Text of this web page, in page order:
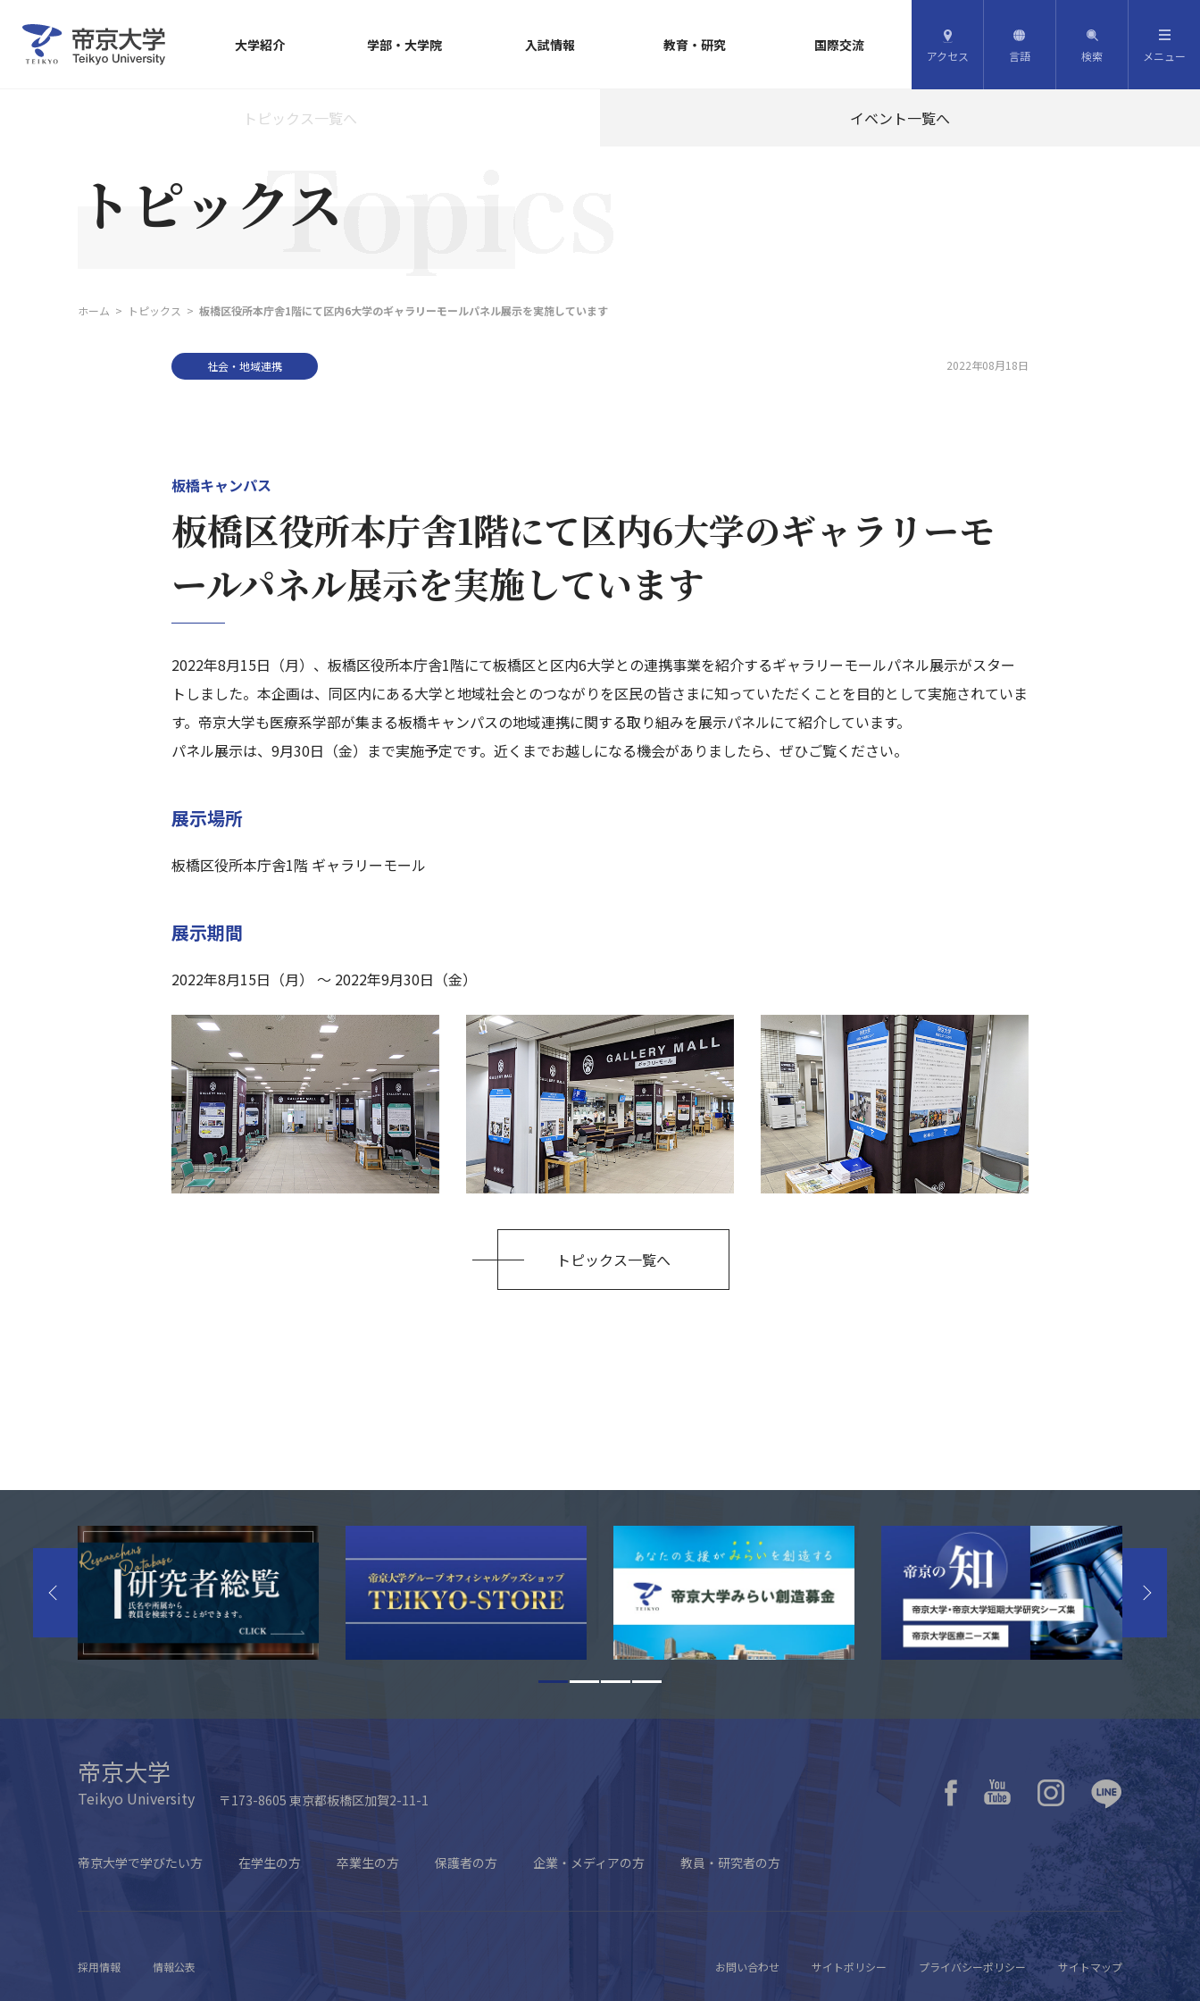
大学紹介 学部・大学院 入試情報 教育・研究 国際交流
アクセス 言語 検索 メニュー
トピックス一覧へ イベント一覧へ
トピックス
ホーム トピックス 板橋区役所本庁舎1階にて区内6大学のギャラリーモールパネル展示を実施しています
社会・地域連携 2022年08月18日
板橋キャンパス
板橋区役所本庁舎1階にて区内6大学のギャラリーモ
ールパネル展示を実施しています
2022年8月15日（月）、板橋区役所本庁舎1階にて板橋区と区内6大学との連携事業を紹介するギャラリーモールパネル展示がスター
トしました。本企画は、同区内にある大学と地域社会とのつながりを区民の皆さまに知っていただくことを目的として実施されていま
す。帝京大学も医療系学部が集まる板橋キャンパスの地域連携に関する取り組みを展示パネルにて紹介しています。
パネル展示は、9月30日（金）まで実施予定です。近くまでお越しになる機会がありましたら、ぜひご覧ください。
展示場所
板橋区役所本庁舎1階 ギャラリーモール
展示期間
2022年8月15日（月） ～ 2022年9月30日（金）
トピックス一覧へ
帝京大学
Teikyo University 〒173-8605 東京都板橋区加賀2-11-1
帝京大学で学びたい方 在学生の方 卒業生の方 保護者の方 企業・メディアの方 教員・研究者の方
採用情報 情報公表 お問い合わせ サイトポリシー プライバシーポリシー サイトマップ